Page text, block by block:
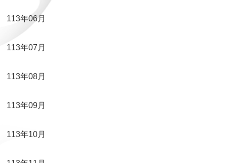
113年06月
113年07月
113年08月
113年09月
113年10月